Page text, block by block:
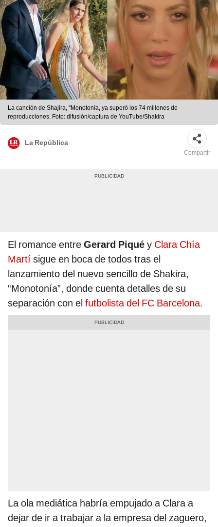
La canción de Shajira, "Monotonía, ya superó los 74 millones de
reproducciones. Foto: difusión/captura de YouTube/Shakira
La República
Compartir
El romance entre Gerard Piqué y Clara Chía
Martí sigue en boca de todos tras el
lanzamiento del nuevo sencillo de Shakira,
“Monotonía”, donde cuenta detalles de su
separación con el futbolista del FC Barcelona.
La ola mediática habría empujado a Clara a
dejar de ir a trabajar a la empresa del zaguero,